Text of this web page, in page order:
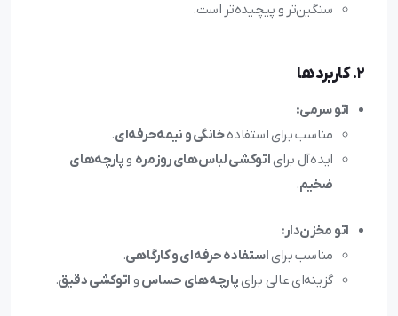
سنگین‌تر و پیچیده‌تر است.
2. کاربردها
اتو سرمی:
مناسب برای استفادهخانگی و نیمه‌حرفه‌ای.
ایده‌آل برای اتوکشی لباس‌های روزمره و پارچه‌های
ضخیم.
اتو مخزن‌دار:
مناسب برای استفاده حرفه‌ای و کارگاهی.
گزینه‌ای عالی برای پارچه‌های حساس و اتوکشی دقیق.